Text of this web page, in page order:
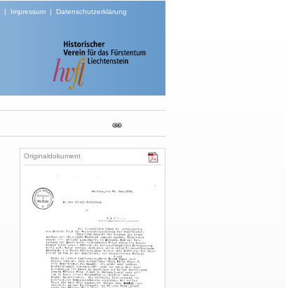
| Impressum| Datenschutzerklärung
Originaldokument